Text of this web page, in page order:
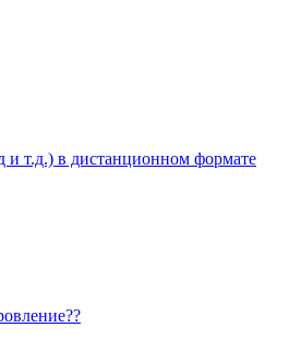
и т.д.) в дистанционном формате